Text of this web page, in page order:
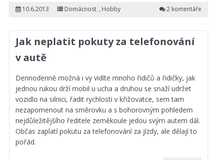
10.6.2013 Domácnost , Hobby 2 komentáře
Jak neplatit pokuty za telefonování
v autě
Dennodenně možná i vy vidíte mnoho řidičů a řidičky, jak
jednou rukou drží mobil u ucha a druhou se snaží udržet
vozidlo na silnici, řadit rychlosti v křižovatce, sem tam
nezapomenout na směrovku a s bohorovným pohledem
nejdůležitějšího ředitele zeměkoule jedou svým autem dál.
Občas zaplatí pokutu za telefonování za jízdy, ale dělají to
pořád.